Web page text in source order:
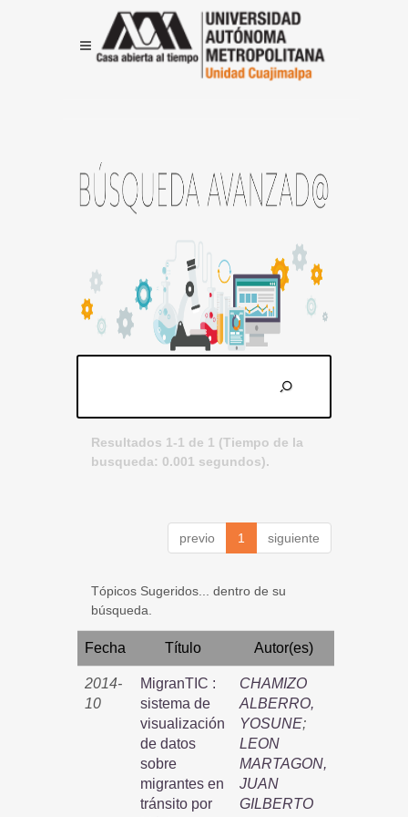
Resultados 1-1 de 1 (Tiempo de la
busqueda: 0.001 segundos).
previo 1 siguiente
Tópicos Sugeridos... dentro de su
búsqueda.
Fecha Título Autor(es)
2014-
10
MigranTIC :
sistema de
visualización
de datos
sobre
migrantes en
tránsito por
CHAMIZO
ALBERRO,
YOSUNE;
LEON
MARTAGON,
JUAN
GILBERTO